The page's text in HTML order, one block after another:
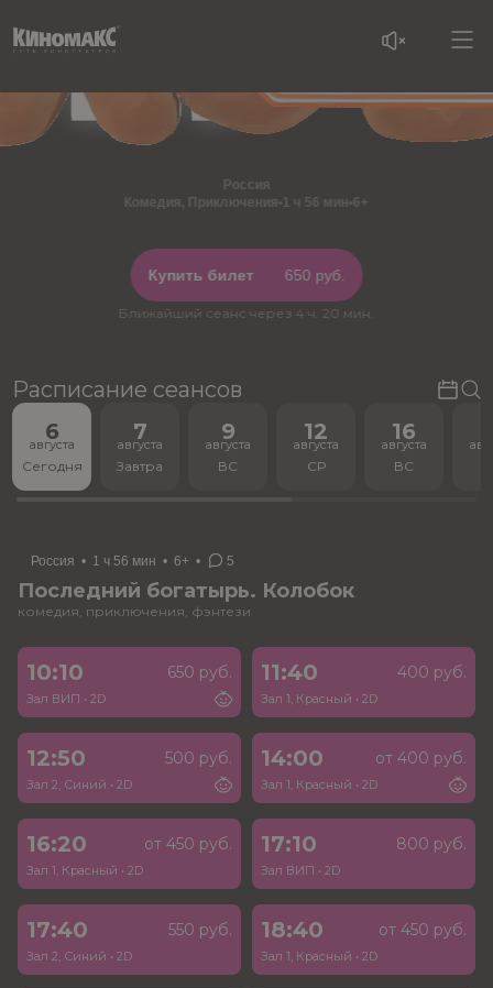
Россия
Комедия, Приключения •1 ч 56 мин • 6+
Купить билет 650 руб.
Ближайший сеанс через 4 ч. 20 мин.
Расписание сеансов
6
августа
Сегодня
7
августа
Завтра
9
августа
ВС
12
августа
СР
16
августа
ВС
Россия • 1 ч 56 мин • 6+ • 5
Последний богатырь. Колобок
комедия, приключения, фэнтези
10:10 650 руб.
Зал ВИП • 2D
11:40 400 руб.
Зал 1, Красный • 2D
12:50 500 руб.
Зал 2, Синий • 2D
14:00 от 400 руб.
Зал 1, Красный • 2D
16:20 от 450 руб.
Зал 1, Красный • 2D
17:10 800 руб.
Зал ВИП • 2D
17:40 550 руб.
Зал 2, Синий • 2D
18:40 от 450 руб.
Зал 1, Красный • 2D